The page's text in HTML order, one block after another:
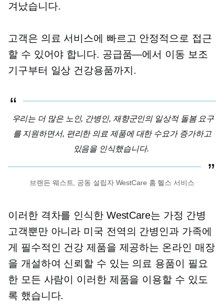
겨났습니다.
고객은 의료 서비스에 빠르고 안정적으로 접근
할 수 있어야 합니다. 공급품—에서 이동 보조
기구부터 일상 건강용품까지.
우리는 더 많은 노인, 간병인, 재향군인의 일상적 돌봄 요구
를 지원하면서, 편리한 의료 제품에 대한 수요가 증가하고
있음을 인식했습니다.
브랜든 웨스트, 공동 설립자WestCare 홈 헬스 서비스
이러한 격차를 인식한 WestCare는 가정 간병
고객뿐만 아니라 미국 전역의 간병인과 가족에
게 필수적인 건강 제품을 제공하는 온라인 매장
을 개설하여 신뢰할 수 있는 의료 용품이 필요
한 모든 사람이 이러한 제품을 이용할 수 있도
록 했습니다.